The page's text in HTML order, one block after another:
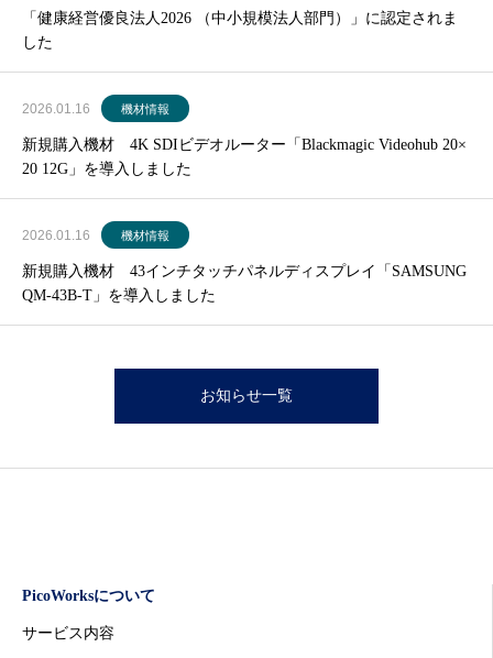
「健康経営優良法人2026 （中小規模法人部門）」に認定されま
した
2026.01.16 機材情報
新規購入機材 4K SDIビデオルーター「Blackmagic Videohub 20×
20 12G」を導入しました
2026.01.16 機材情報
新規購入機材 43インチタッチパネルディスプレイ「SAMSUNG
QM-43B-T」を導入しました
お知らせ一覧
PicoWorksについて
サービス内容